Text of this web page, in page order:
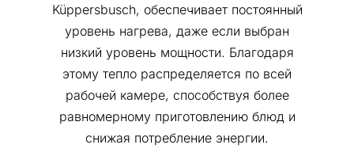
Küppersbusch, обеспечивает постоянный
уровень нагрева, даже если выбран
низкий уровень мощности. Благодаря
этому тепло распределяется по всей
рабочей камере, способствуя более
равномерному приготовлению блюд и
снижая потребление энергии.